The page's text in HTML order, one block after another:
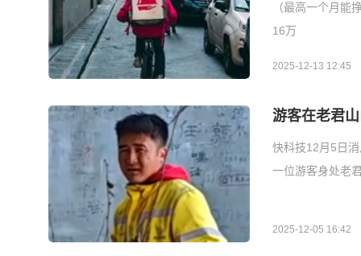
（最高一个月能
16万
2025-12-13 12:45
游客在老君
快科技12月5日
一位游客身处老
2025-12-05 16:42